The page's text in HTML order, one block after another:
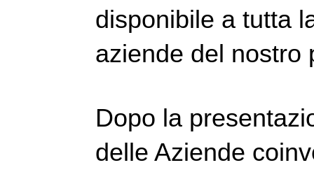
disponibile a tutta
aziende del nostro
Dopo la
delle Aziende